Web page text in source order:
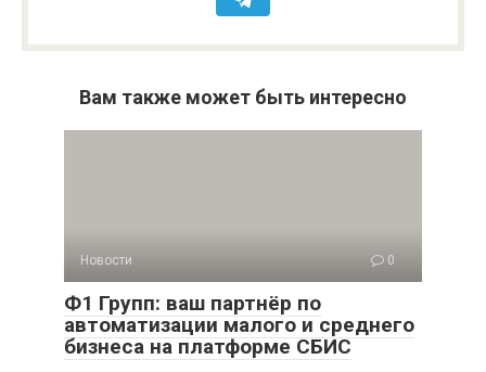
Вам также может быть интересно
Новости 0
Ф1 Групп: ваш партнёр по
автоматизации малого и среднего
бизнеса на платформе СБИС